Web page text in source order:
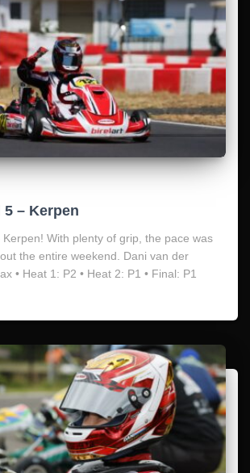
– Kerpen
Kerpen! With plenty of grip, the pace was
the entire weekend. Dani van der
• Heat 1: P2 • Heat 2: P1 • Final: P1